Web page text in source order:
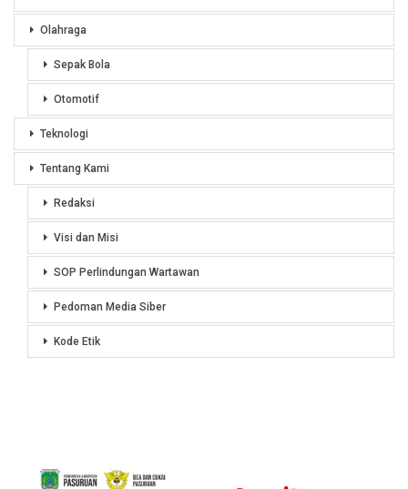
Olahraga
Sepak Bola
Otomotif
Teknologi
Tentang Kami
Redaksi
Visi dan Misi
SOP Perlindungan Wartawan
Pedoman Media Siber
Kode Etik